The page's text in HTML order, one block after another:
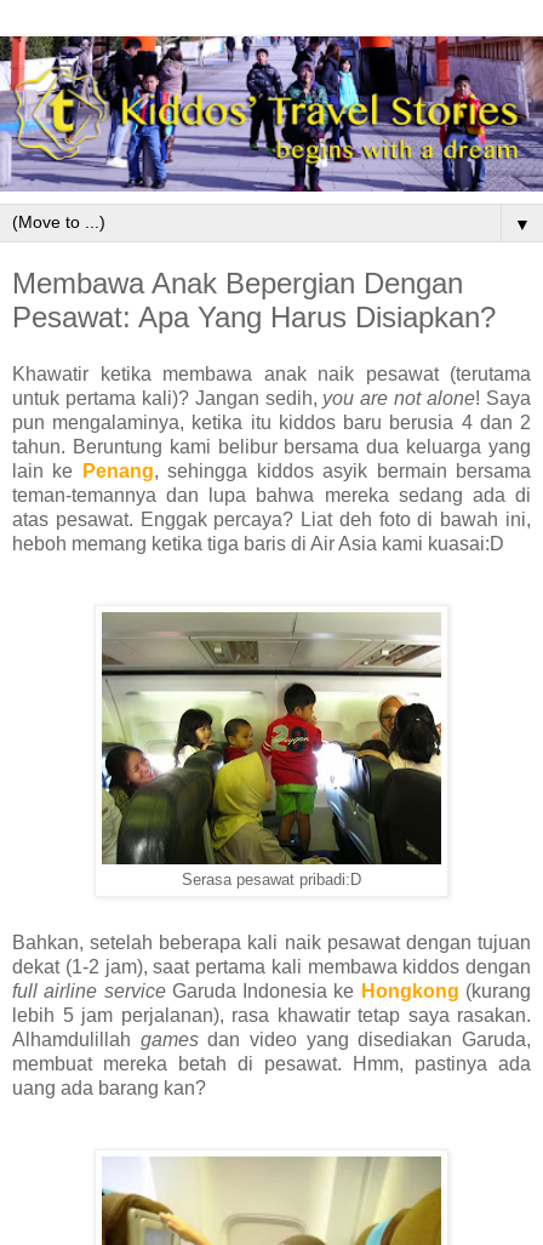
▼
Membawa Anak Bepergian Dengan
Pesawat: Apa Yang Harus Disiapkan?
Khawatir ketika membawa anak naik pesawat (terutama
untuk pertama kali)? Jangan sedih, you are not alone! Saya
pun mengalaminya, ketika itu kiddos baru berusia 4 dan 2
tahun. Beruntung kami belibur bersama dua keluarga yang
lain ke
Penang, sehingga kiddos asyik bermain bersama
teman-temannya dan lupa bahwa mereka sedang ada di
atas pesawat. Enggak percaya? Liat deh foto di bawah ini,
heboh memang ketika tiga baris di Air Asia kami kuasai:D
Serasa pesawat pribadi:D
Bahkan, setelah beberapa kali naik pesawat dengan tujuan
dekat (1-2 jam), saat pertama kali membawa kiddos dengan
full airline serviceGaruda Indonesia ke Hongkong (kurang
lebih 5 jam perjalanan), rasa khawatir tetap saya rasakan.
Alhamdulillah gamesdan video yang disediakan Garuda,
membuat mereka betah di pesawat. Hmm, pastinya ada
uang ada barang kan?